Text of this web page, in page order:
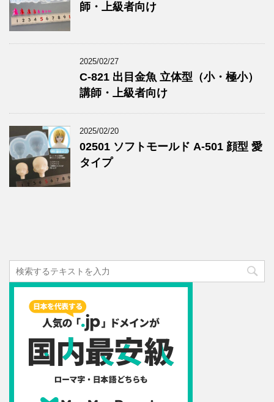
師・上級者向け
2025/02/27
C-821 出目金魚 立体型（小・極小）
講師・上級者向け
2025/02/20
02501 ソフトモールド A-501 顔型 愛
タイプ